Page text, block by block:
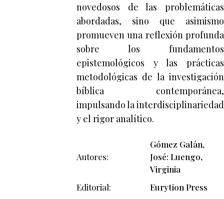
novedosos de las problemáticas
abordadas, sino que asimismo
promueven una reflexión profunda
sobre los fundamentos
epistemológicos y las prácticas
metodológicas de la investigación
bíblica contemporánea,
impulsando la interdisciplinariedad
y el rigor analítico.
Autores
Gómez Galán,
José: Luengo,
Virginia
Editorial
Eurytion Press